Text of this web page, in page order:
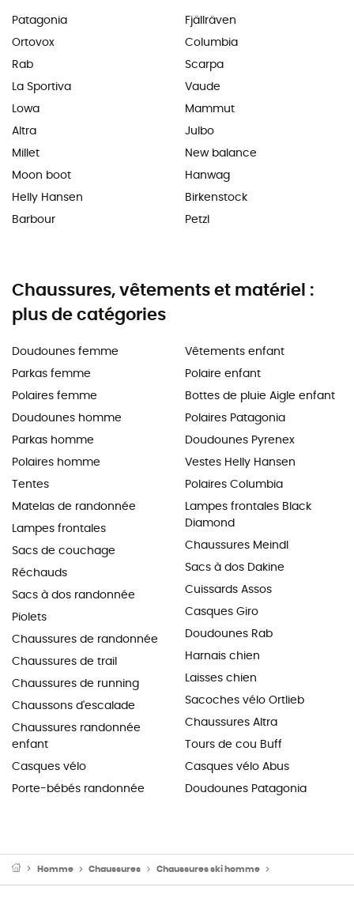
Patagonia
Ortovox
Rab
La Sportiva
Lowa
Altra
Millet
Moon boot
Helly Hansen
Barbour
Fjällräven
Columbia
Scarpa
Vaude
Mammut
Julbo
New balance
Hanwag
Birkenstock
Petzl
Chaussures, vêtements et matériel :
plus de catégories
Doudounes femme
Parkas femme
Polaires femme
Doudounes homme
Parkas homme
Polaires homme
Tentes
Matelas de randonnée
Lampes frontales
Sacs de couchage
Réchauds
Sacs à dos randonnée
Piolets
Chaussures de randonnée
Chaussures de trail
Chaussures de running
Chaussons d'escalade
Chaussures randonnée
enfant
Casques vélo
Porte-bébés randonnée
Vêtements enfant
Polaire enfant
Bottes de pluie Aigle enfant
Polaires Patagonia
Doudounes Pyrenex
Vestes Helly Hansen
Polaires Columbia
Lampes frontales Black
Diamond
Chaussures Meindl
Sacs à dos Dakine
Cuissards Assos
Casques Giro
Doudounes Rab
Harnais chien
Laisses chien
Sacoches vélo Ortlieb
Chaussures Altra
Tours de cou Buff
Casques vélo Abus
Doudounes Patagonia
Homme Chaussures Chaussures ski homme